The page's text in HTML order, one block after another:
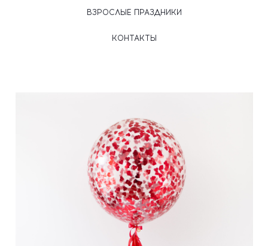
ВЗРОСЛЫЕ ПРАЗДНИКИ
КОНТАКТЫ